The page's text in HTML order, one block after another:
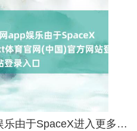
万博manbext体育官网app娱乐由于SpaceX进入更多外洋阛阓-万博manbext体育官网(中国)官方网站登录入口